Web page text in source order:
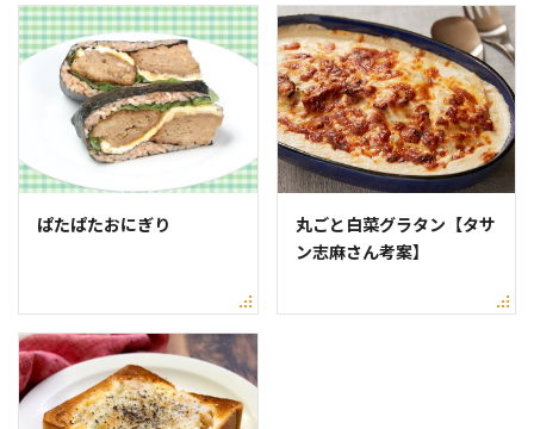
ぱたぱたおにぎり
丸ごと白菜グラタン【タサ
ン志麻さん考案】